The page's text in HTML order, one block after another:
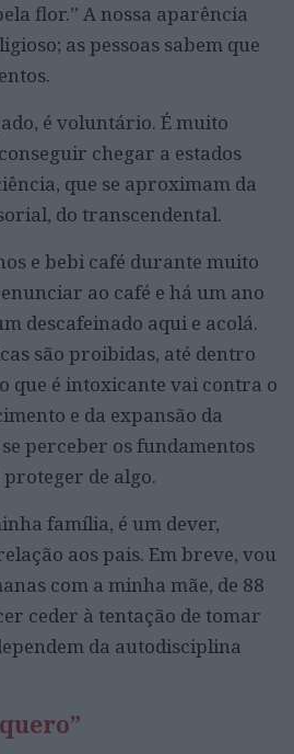
flor.” A nossa aparência
as pessoas sabem que
é voluntário. É muito
chegar a estados
que se aproximam da
do transcendental.
e bebi café durante muito
ao café e há um ano
descafeinado aqui e acolá.
são proibidas, até dentro
que é intoxicante vai contra o
e da expansão da
perceber os fundamentos
de algo.
família, é um dever,
aos pais. Em breve, vou
com a minha mãe, de 88
ceder à tentação de tomar
da autodisciplina